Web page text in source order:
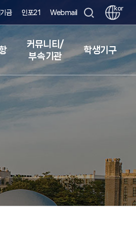
금 인포21 Webmail
kor
커뮤니티/
부속기관
학생기구